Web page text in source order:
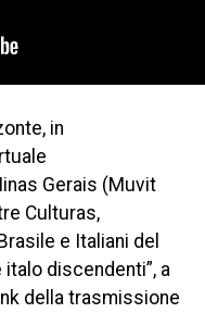
in
Gerais (Muvit
Culturas,
e Italiani del
discendenti”, a
della trasmissione